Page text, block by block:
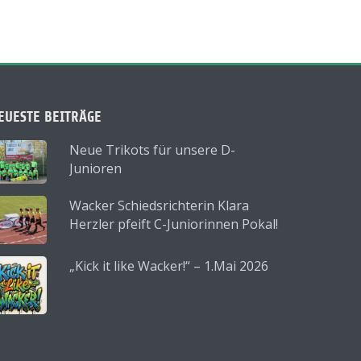
BEITRÄGE
Neue Trikots für unsere D-
Junioren
Wacker Schiedsrichterin Klara
Herzler pfeift C-Juniorinnen Pokal!
„Kick it like Wacker!“ – 1.Mai 2026